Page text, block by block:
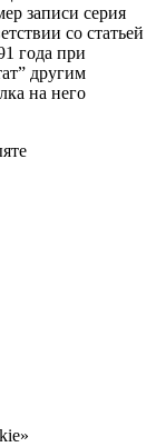
записи серия
со статьей
года при
другим
на него